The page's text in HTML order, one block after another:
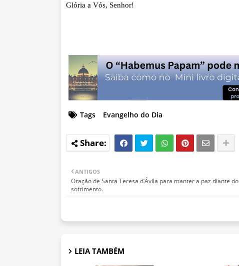
Glória a Vós, Senhor!
Tags Evangelho do Dia
ANTIGOS
Oração de Santa Teresa d’Ávila para manter a paz diante do
sofrimento.
LEIA TAMBÉM